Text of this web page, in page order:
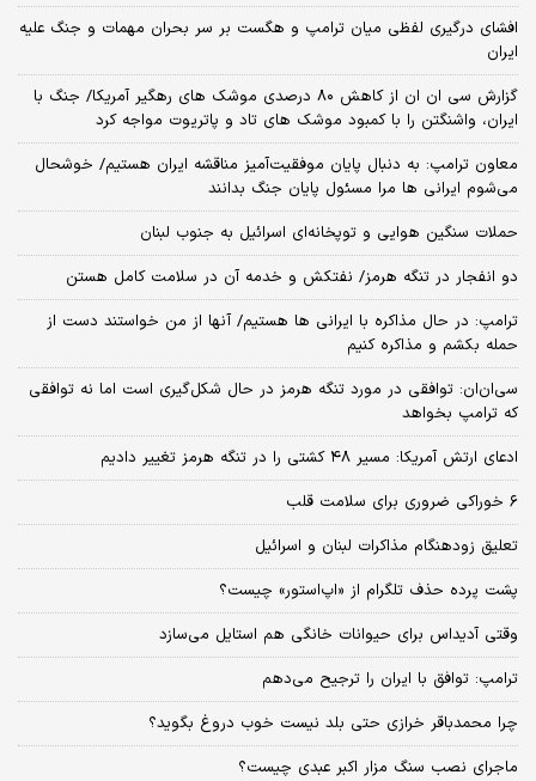
افشای درگیری لفظی میان ترامپ و هگست بر سر بحران مهمات و جنگ علیه
ایران
گزارش سی ان ان از کاهش ۸۰ درصدی موشک های رهگیر آمریکا/ جنگ با
ایران، واشنگتن را با کمبود موشک های تاد و پاتریوت مواجه کرد
معاون ترامپ: به دنبال پایان موفقیت‌آمیز مناقشه ایران هستیم/ خوشحال
می‌شوم ایرانی ها مرا مسئول پایان جنگ بدانند
حملات سنگین هوایی و توپخانه‌ای اسرائیل به جنوب لبنان
دو انفجار در تنگه هرمز/ نفتکش و خدمه آن در سلامت کامل هستن
ترامپ: در حال مذاکره با ایرانی ها هستیم/ آنها از من خواستند دست از
حمله بکشم و مذاکره کنیم
سی‌ان‌ان: توافقی در مورد تنگه هرمز در حال شکل‌گیری است اما نه توافقی
که ترامپ بخواهد
ادعای ارتش آمریکا: مسیر ۴۸ کشتی را در تنگه هرمز تغییر دادیم
۶ خوراکی ضروری برای سلامت قلب
تعلیق زودهنگام مذاکرات لبنان و اسرائیل
پشت پرده حذف تلگرام از «اپ‌استور» چیست؟
وقتی آدیداس برای حیوانات خانگی هم استایل می‌سازد
ترامپ: توافق با ایران را ترجیح می‌دهم
چرا محمدباقر خرازی حتی بلد نیست خوب دروغ بگوید؟
ماجرای نصب سنگ مزار اکبر عبدی چیست؟